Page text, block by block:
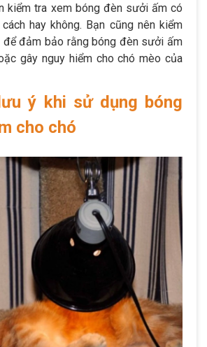
kiểm tra xem bóng đèn sưởi ấm có
hay không. Bạn cũng nên kiểm
để đảm bảo rằng bóng đèn sưởi ấm
gây nguy hiểm cho chó mèo của
ý khi sử dụng bóng
cho chó